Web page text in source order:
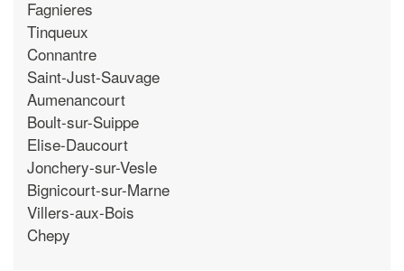
Fagnieres
Tinqueux
Connantre
Saint-Just-Sauvage
Aumenancourt
Boult-sur-Suippe
Elise-Daucourt
Jonchery-sur-Vesle
Bignicourt-sur-Marne
Villers-aux-Bois
Chepy